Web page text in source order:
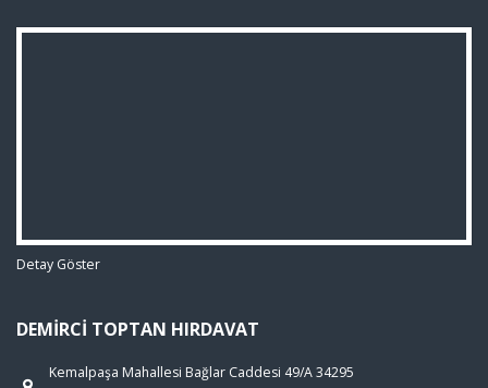
Detay Göster
DEMIRCI TOPTAN HIRDAVAT
Kemalpaşa Mahallesi Bağlar Caddesi 49/A 34295